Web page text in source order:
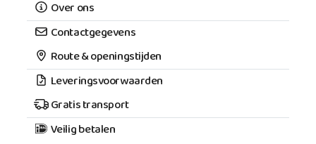
Over ons
Contactgegevens
Route & openingstijden
Leveringsvoorwaarden
Gratis transport
Veilig betalen